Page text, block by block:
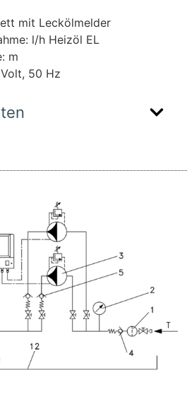
mit Leckölmelder
l/h Heizöl EL
m
50 Hz